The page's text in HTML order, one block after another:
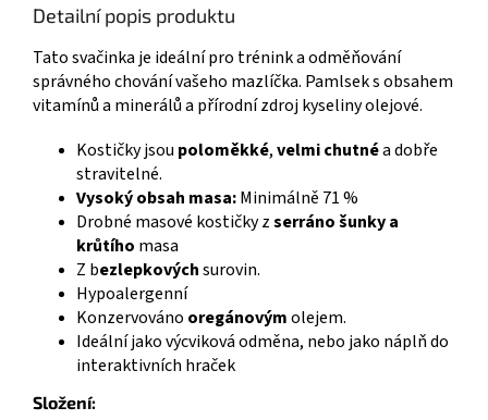
Detailní popis produktu
Tato svačinka je ideální pro trénink a odměňování
správného chování vašeho mazlíčka. Pamlsek s obsahem
vitamínů a minerálů a přírodní zdroj kyseliny olejové.
Kostičky jsou poloměkké,velmi chutnéa dobře
stravitelné.
Vysoký obsah masa:Minimálně 71 %
Drobné masové kostičky zserráno šunky a
krůtího masa
Z bezlepkovýchsurovin.
Hypoalergenní
Konzervováno oregánovýmolejem.
Ideální jako výcviková odměna, nebo jako náplň do
interaktivních hraček
Složení: